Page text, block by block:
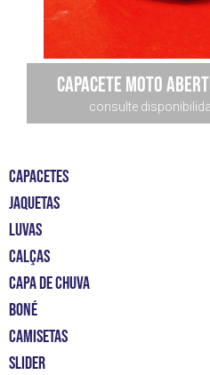
Capacete Moto
consulte
CAPACETES
JAQUETAS
LUVAS
CALÇAS
CAPA DE CHUVA
BONÉ
CAMISETAS
slider